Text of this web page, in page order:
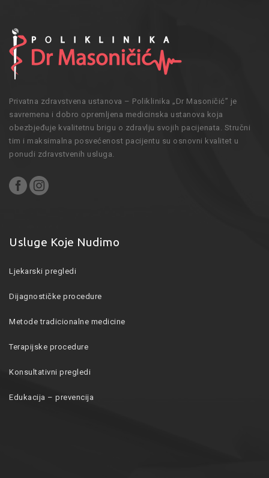
Privatna zdravstvena ustanova – Poliklinika „Dr Masoničić” je
savremena i dobro opremljena medicinska ustanova koja
obezbjeđuje kvalitetnu brigu o zdravlju svojih pacijenata. Stručni
tim i maksimalna posvećenost pacijentu su osnovni kvalitet u
ponudi zdravstvenih usluga.
Usluge Koje Nudimo
Ljekarski pregledi
Dijagnostičke procedure
Metode tradicionalne medicine
Terapijske procedure
Konsultativni pregledi
Edukacija – prevencija